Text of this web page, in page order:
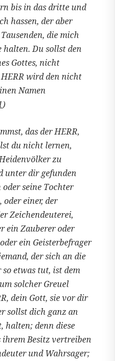
bis in das dritte und
hassen, der aber
die mich
halten. Du sollst den
Gottes, nicht
wird den nicht
Namen
)
das der HERR,
du nicht lernen,
zu
unter dir gefunden
oder seine Tochter
oder einer, der
Zeichendeuterei,
ein Zauberer oder
ein Geisterbefrager
der sich an die
etwas tut, ist dem
solcher Greuel
dein Gott, sie vor dir
sollst dich ganz an
halten; denn diese
ihrem Besitz vertreiben
und Wahrsager;